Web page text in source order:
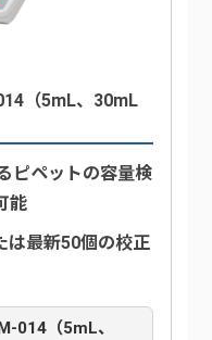
（5mL、30mL
ピペットの容量検
能
は最新50個の校正
014（5mL、